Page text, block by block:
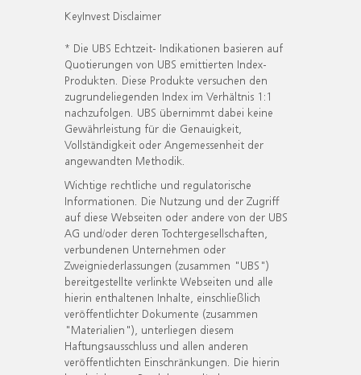
KeyInvest Disclaimer
* Die UBS Echtzeit- Indikationen basieren auf
Quotierungen von UBS emittierten Index-
Produkten. Diese Produkte versuchen den
zugrundeliegenden Index im Verhältnis 1:1
nachzufolgen. UBS übernimmt dabei keine
Gewährleistung für die Genauigkeit,
Vollständigkeit oder Angemessenheit der
angewandten Methodik.
Wichtige rechtliche und regulatorische
Informationen. Die Nutzung und der Zugriff
auf diese Webseiten oder andere von der UBS
AG und/oder deren Tochtergesellschaften,
verbundenen Unternehmen oder
Zweigniederlassungen (zusammen "UBS")
bereitgestellte verlinkte Webseiten und alle
hierin enthaltenen Inhalte, einschließlich
veröffentlichter Dokumente (zusammen
"Materialien"), unterliegen diesem
Haftungsausschluss und allen anderen
veröffentlichten Einschränkungen. Die hierin